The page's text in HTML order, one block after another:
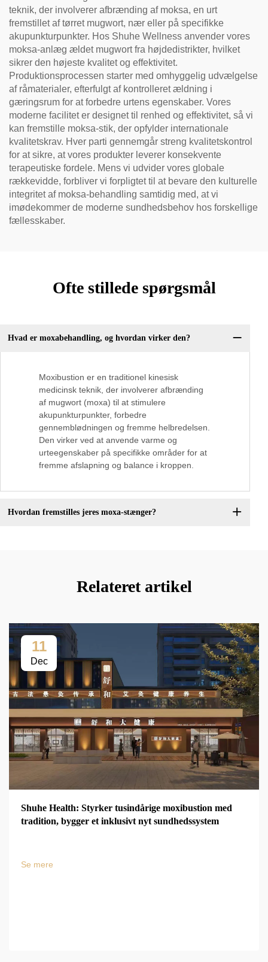
teknik, der involverer afbrænding af moksa, en urt
fremstillet af tørret mugwort, nær eller på specifikke
akupunkturpunkter. Hos Shuhe Wellness anvender vores
moksa-anlæg ældet mugwort fra højdedistrikter, hvilket
sikrer den højeste kvalitet og effektivitet.
Produktionsprocessen starter med omhyggelig udvælgelse
af råmaterialer, efterfulgt af kontrolleret ældning i
gæringsrum for at forbedre urtens egenskaber. Vores
moderne facilitet er designet til renhed og effektivitet, så vi
kan fremstille moksa-stik, der opfylder internationale
kvalitetskrav. Hver parti gennemgår streng kvalitetskontrol
for at sikre, at vores produkter leverer konsekvente
terapeutiske fordele. Mens vi udvider vores globale
rækkevidde, forbliver vi forpligtet til at bevare den kulturelle
integritet af moksa-behandling samtidig med, at vi
imødekommer de moderne sundhedsbehov hos forskellige
fællesskaber.
Ofte stillede spørgsmål
Hvad er moxabehandling, og hvordan virker den?
Moxibustion er en traditionel kinesisk
medicinsk teknik, der involverer afbrænding
af mugwort (moxa) til at stimulere
akupunkturpunkter, forbedre
gennemblødningen og fremme helbredelsen.
Den virker ved at anvende varme og
urteegenskaber på specifikke områder for at
fremme afslapning og balance i kroppen.
Hvordan fremstilles jeres moxa-stænger?
Relateret artikel
11
Dec
Shuhe Health: Styrker tusindårige moxibustion med
tradition, bygger et inklusivt nyt sundhedssystem
Se mere